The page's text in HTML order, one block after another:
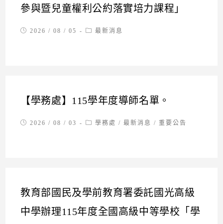
參與暨兒童權利公約落實培力課程」
Post2026 / 08 / 05
Post最新消息
【學務處】115學年度導師名單。
Post2026 / 08 / 03
Post學務處 / 最新消息 / 重要公告
教育部國民及學前教育署委託國光高級
中學辦理115年度全國高級中等學校「學